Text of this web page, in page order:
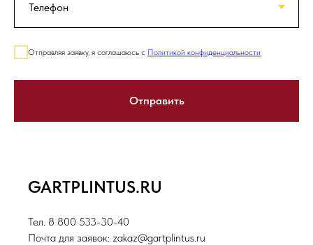
Отправляя заявку, я соглашаюсь с Политикой конфиденциальности
Отправить
GARTPLINTUS.RU
Тел. 8 800 533-30-40
Почта для заявок: zakaz@gartplintus.ru